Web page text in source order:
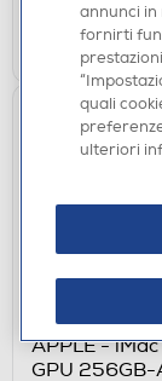
APPLE -
GPU
annunci in
fornirti
quali
ulteriori